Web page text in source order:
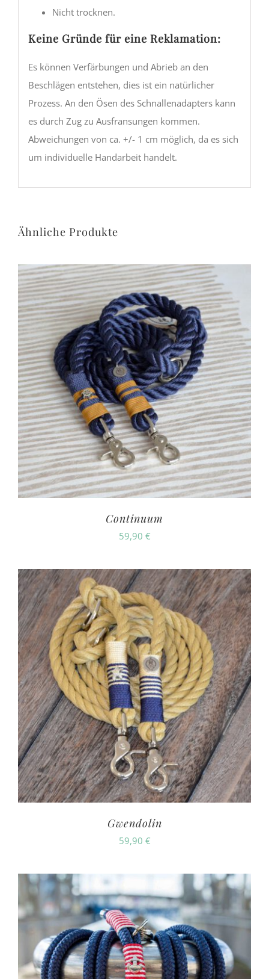
Nicht trocknen.
Keine Gründe für eine Reklamation:
Es können Verfärbungen und Abrieb an den
Beschlägen entstehen, dies ist ein natürlicher
Prozess. An den Ösen des Schnallenadapters kann
es durch Zug zu Ausfransungen kommen.
Abweichungen von ca. +/- 1 cm möglich, da es sich
um individuelle Handarbeit handelt.
Ähnliche Produkte
Continuum
59,90 €
Gwendolin
59,90 €